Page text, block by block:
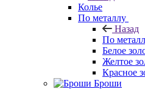
Колье
По металлу
Назад
По
Белое
Желтое
Красное
Броши